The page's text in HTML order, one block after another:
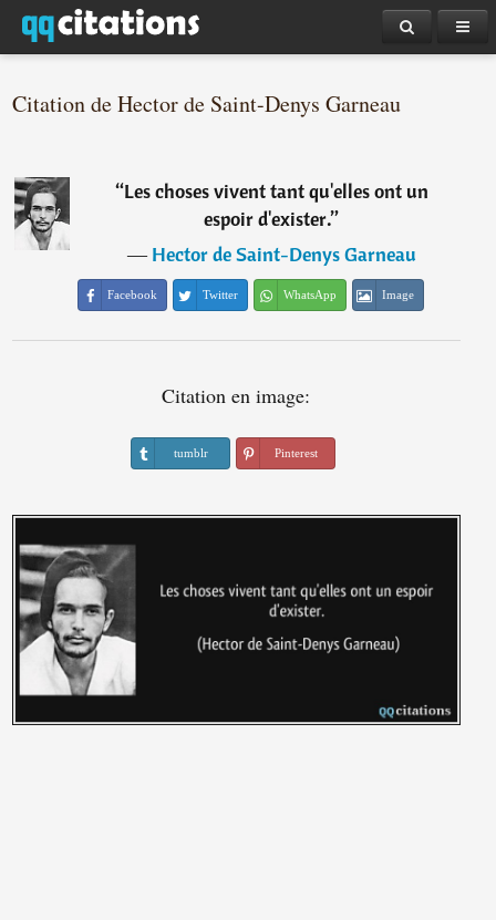
Citation de Hector de Saint-Denys Garneau
“Les choses vivent tant qu'elles ont un
espoir d'exister.”
―Hector de Saint-Denys Garneau
Facebook Twitter WhatsApp Image
Citation en image:
tumblr Pinterest